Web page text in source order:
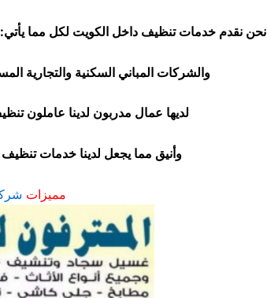
نحن نقدم خدمات تنظيف داخل الكويت لكل مما يأتي:
والشركات المباني السكنية والتجارية
لديها عمال مدربون لدينا عاملون
وأنيق مما يجعل لدينا خدمات تنظيف
مميزات